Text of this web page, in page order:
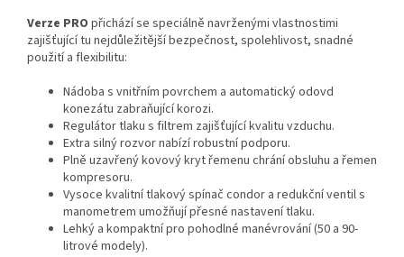
Verze PRO přichází se speciálně navrženými vlastnostimi
zajišťující tu nejdůležitější bezpečnost, spolehlivost, snadné
použití a flexibilitu:
Nádoba s vnitřním povrchem a automatický odovd
konezátu zabraňující korozi.
Regulátor tlaku s filtrem zajišťující kvalitu vzduchu.
Extra silný rozvor nabízí robustní podporu.
Plně uzavřený kovový kryt řemenu chrání obsluhu a řemen
kompresoru.
Vysoce kvalitní tlakový spínač condor a redukční ventil s
manometrem umožňují přesné nastavení tlaku.
Lehký a kompaktní pro pohodlné manévrování (50 a 90-
litrové modely).